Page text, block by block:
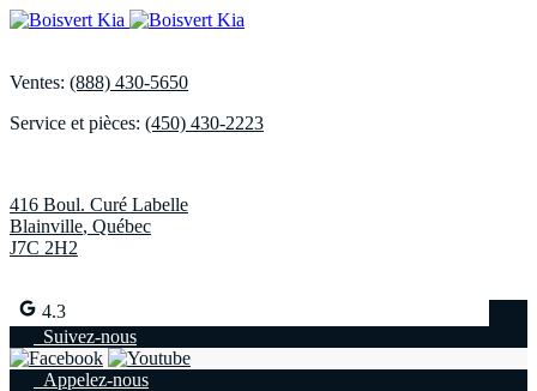
Ventes: (888) 430-5650
Service et pièces: (450) 430-2223
416 Boul. Curé Labelle
Blainville, Québec
J7C 2H2
4.3
Suivez-nous
Appelez-nous